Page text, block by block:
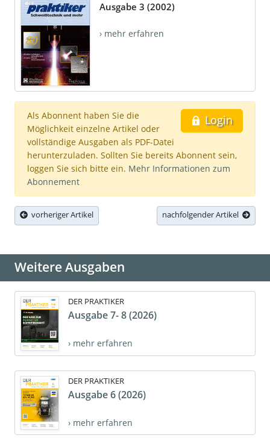
Ausgabe 3 (2002)
› mehr erfahren
Login
Als Abonnent haben Sie die
Möglichkeit einzelne Artikel oder
vollständige Ausgaben als PDF-Datei
herunterzuladen. Sollten Sie bereits Abonnent sein,
loggen Sie sich bitte ein. Mehr Informationen zum
Abonnement
vorheriger Artikel nachfolgender Artikel
Weitere Ausgaben
DER PRAKTIKER
Ausgabe 7- 8 (2026)
› mehr erfahren
DER PRAKTIKER
Ausgabe 6 (2026)
› mehr erfahren